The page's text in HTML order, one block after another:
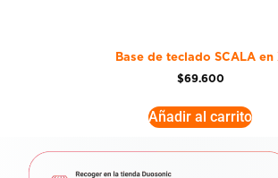
Base de teclado SCALA en
$69.600
Añadir al carrito